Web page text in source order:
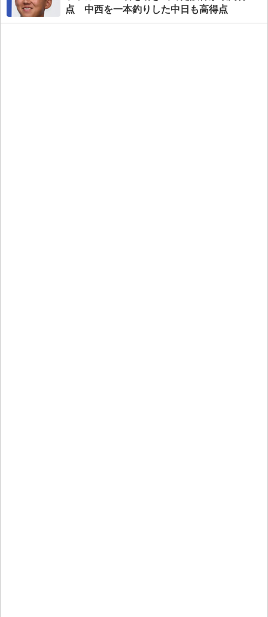
点 中西を一本釣りした中日も高得点